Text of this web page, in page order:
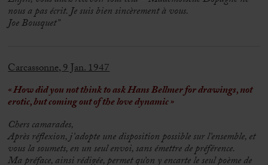
nous a pas écrit. Je suis bien sincèrement à vous.
Joe Bousquet”
Carcassonne, 9 Jan. 1947
« How did you not think to ask Hans Bellmer for drawings, not
erotic, but coming out of the love dynamic »
Chers camarades,
Après réflexion, j’adopte une disposition possible sur l’ensemble, et
vous la soumets, en un seul envoi, sans émettre de préférence.
Ma préface, ainsi rédigée, permet qu’on y encarte le seul poème de